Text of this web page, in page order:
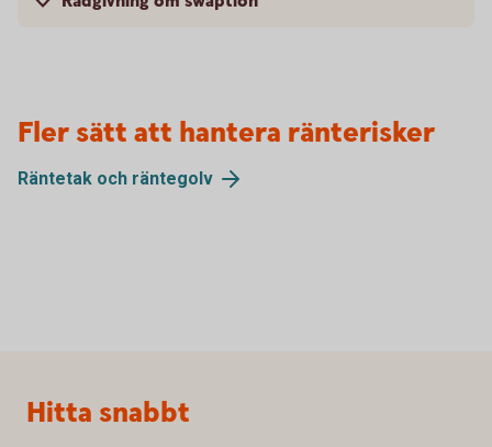
Fler sätt att hantera ränterisker
Räntetak och räntegolv
Sidfot
Hitta snabbt